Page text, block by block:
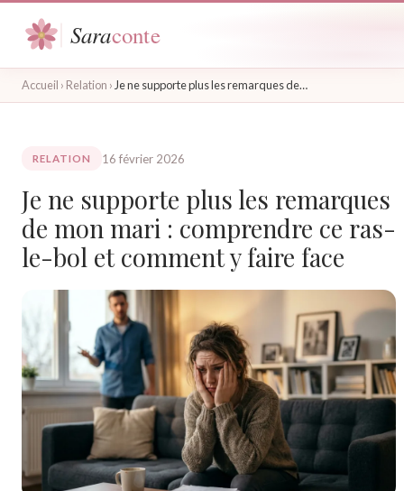
Accueil › Relation › Je ne supporte plus les remarques de…
RELATION 16 février 2026
Je ne supporte plus les remarques
de mon mari : comprendre ce ras-
le-bol et comment y faire face